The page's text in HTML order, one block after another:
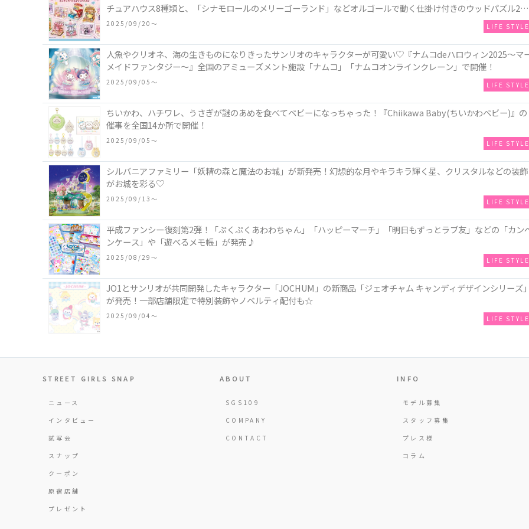
チュアハウス8種類と、「シナモロールのメリーゴーランド」などオルゴールで動く仕掛け付きのウッドパズル2種
類♪
2025/09/20〜 LIFE STYLE
人魚やクリオネ、海の生きものになりきったサンリオのキャラクターが可愛い♡『ナムコdeハロウィン2025～マ
メイドファンタジー～』全国のアミューズメント施設「ナムコ」「ナムコオンラインクレーン」で開催！
2025/09/05〜 LIFE STYLE
ちいかわ、ハチワレ、うさぎが謎のあめを食べてベビーになっちゃった！『Chiikawa Baby(ちいかわベビー)』の
催事を全国14か所で開催！
2025/09/05〜 LIFE STYLE
シルバニアファミリー「妖精の森と魔法のお城」が新発売！幻想的な月やキラキラ輝く星、クリスタルなどの装飾
がお城を彩る♡
2025/09/13〜 LIFE STYLE
平成ファンシー復刻第2弾！「ぷくぷくあわわちゃん」「ハッピーマーチ」「明日もずっとラブ友」などの「カン
ンケース」や「遊べるメモ帳」が発売♪
2025/08/29〜 LIFE STYLE
JO1とサンリオが共同開発したキャラクター「JOCHUM」の新商品「ジェオチャム キャンディデザインシリーズ」
が発売！一部店舗限定で特別装飾やノベルティ配付も☆
2025/09/04〜 LIFE STYLE
STREET GIRLS SNAP
ニュース
インタビュー
試写会
スナップ
クーポン
原宿店舗
プレゼント
ABOUT
SGS109
COMPANY
CONTACT
INFO
モデル募集
スタッフ募集
プレス様
コラム